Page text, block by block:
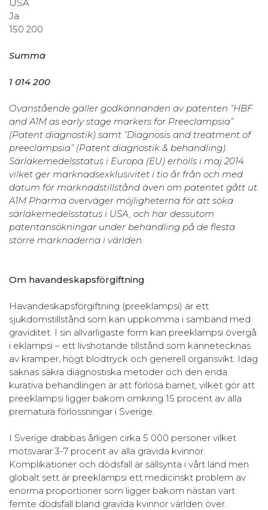
USA
Ja
150 200
1 014 200
Ovanstående gäller godkännanden av patenten ”HBF
and A1M as early stage markers for Preeclampsia”
(Patent diagnostik) samt ”Diagnosis and treatment of
preeclampsia” (Patent diagnostik & behandling).
Särläkemedelsstatus i Europa (EU) erhölls i maj 2014
vilket ger marknadsexklusivitet i tio år från och med
datum för marknadstillstånd även om patentet gått ut.
A1M Pharma överväger möjligheterna för att söka
särläkemedelsstatus i USA, och har dessutom
patentansökningar under behandling på de flesta
större marknaderna i världen.
Om havandeskapsförgiftning
Havandeskapsförgiftning (preeklampsi) är ett
sjukdomstillstånd som kan uppkomma i samband med
graviditet. I sin allvarligaste form kan preeklampsi övergå
i eklampsi – ett livshotande tillstånd som kännetecknas
av kramper, högt blodtryck och generell organsvikt. Idag
saknas säkra diagnostiska metoder och den enda
kurativa behandlingen är att förlösa barnet, vilket gör att
preeklampsi ligger bakom omkring 15 procent av alla
prematura förlossningar i Sverige.
I Sverige drabbas årligen cirka 5 000 personer vilket
motsvarar 3-7 procent av alla gravida kvinnor.
Komplikationer och dödsfall är sällsynta i vårt land men
globalt sett är preeklampsi ett medicinskt problem av
enorma proportioner som ligger bakom nästan vart
femte dödsfall bland gravida kvinnor världen över.